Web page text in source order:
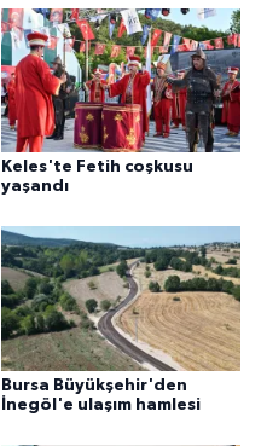
Keles'te Fetih coşkusu
yaşandı
Bursa Büyükşehir'den
İnegöl'e ulaşım hamlesi